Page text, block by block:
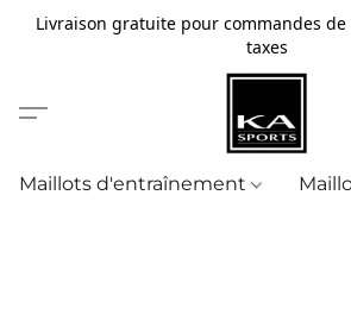
Livraison gratuite pour commandes
taxes
Maillots d'entraînement